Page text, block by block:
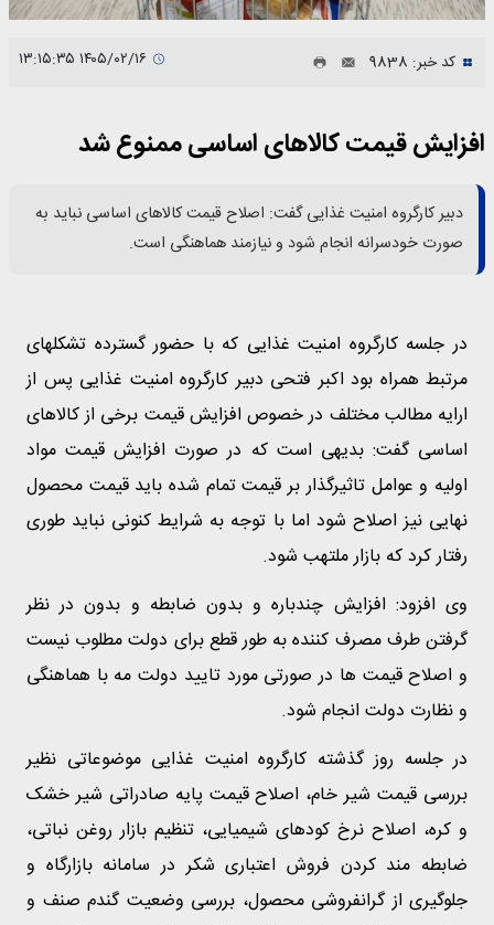
کد خبر: 9838
افزایش قیمت کالاهای اساسی ممنوع شد
دبیر کارگروه امنیت غذایی گفت: اصلاح قیمت کالاهای اساسی نباید به
صورت خودسرانه انجام شود و نیازمند هماهنگی است.
در جلسه کارگروه امنیت غذایی که با حضور گسترده تشکلهای
مرتبط همراه بود اکبر فتحی دبیر کارگروه امنیت غذایی پس از
ارایه مطالب مختلف در خصوص افزایش قیمت برخی از کالاهای
اساسی گفت: بدیهی است که در صورت افزایش قیمت مواد
اولیه و عوامل تاثیرگذار بر قیمت تمام شده باید قیمت محصول
نهایی نیز اصلاح شود اما با توجه به شرایط کنونی نباید طوری
رفتار کرد که بازار ملتهب شود.
وی افزود: افزایش چندباره و بدون ضابطه و بدون در نظر
گرفتن طرف مصرف کننده به طور قطع برای دولت مطلوب نیست
و اصلاح قیمت ها در صورتی مورد تایید دولت مه با هماهنگی
و نظارت دولت انجام شود.
در جلسه روز گذشته کارگروه امنیت غذایی موضوعاتی نظیر
بررسی قیمت شیر خام، اصلاح قیمت پایه صادراتی شیر خشک
و کره، اصلاح نرخ کودهای شیمیایی، تنظیم بازار روغن نباتی،
ضابطه مند کردن فروش اعتباری شکر در سامانه بازارگاه و
جلوگیری از گرانفروشی محصول، بررسی وضعیت گندم صنف و